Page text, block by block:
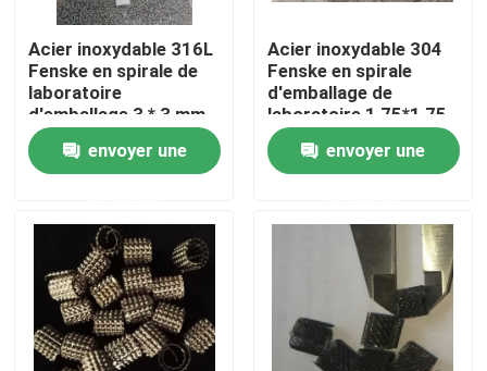
À la maison
Produits
Vidéos
À propos de nous
Visite de l'usine
Acier inoxydable 316L
Fenske en spirale de
laboratoire
d'emballage 3 * 3 mm
pour le processus de
séparation de haute
pureté
envoyer une
Acier inoxydable 304
Fenske en spirale
d'emballage de
laboratoire 1,75*1,75
mm Pour le processus
de distillation
envoyer une